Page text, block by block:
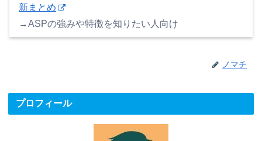
新まとめ
→ASPの強みや特徴を知りたい人向け
ノマチ
プロフィール